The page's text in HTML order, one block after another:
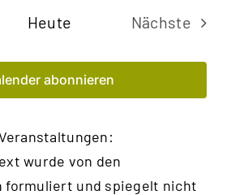
Heute
Nächste
abonnieren
wurde von den
formuliert und spiegelt nicht